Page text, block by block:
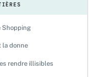
Shopping
la donne
rendre illisibles